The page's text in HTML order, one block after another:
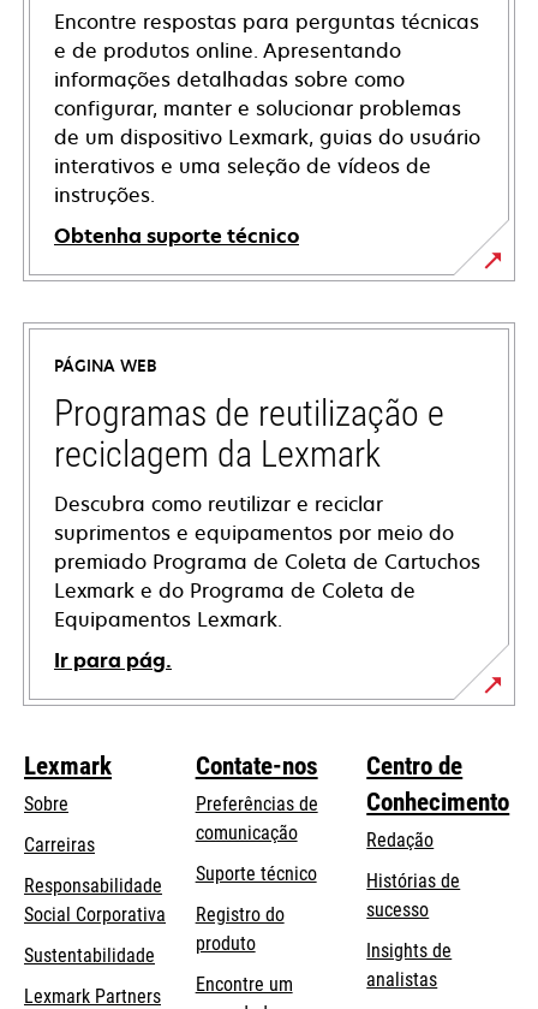
Encontre respostas para perguntas técnicas
e de produtos online. Apresentando
informações detalhadas sobre como
configurar, manter e solucionar problemas
de um dispositivo Lexmark, guias do usuário
interativos e uma seleção de vídeos de
instruções.
Obtenha suporte técnico
opens
in
new
tab
PÁGINA WEB
Programas de reutilização e
reciclagem da Lexmark
Descubra como reutilizar e reciclar
suprimentos e equipamentos por meio do
premiado Programa de Coleta de Cartuchos
Lexmark e do Programa de Coleta de
Equipamentos Lexmark.
Ir para pág.
Lexmark
Sobre
Carreiras
Responsabilidade
Social Corporativa opens
new
Sustentabilidade
Lexmark Partners
Contate-nos
Preferências de
comunicação
Suporte técnicoopens
Registro do
produto
Encontre um
Centro de
Conhecimento
Redação
Histórias de
sucesso
Insights de
analistas